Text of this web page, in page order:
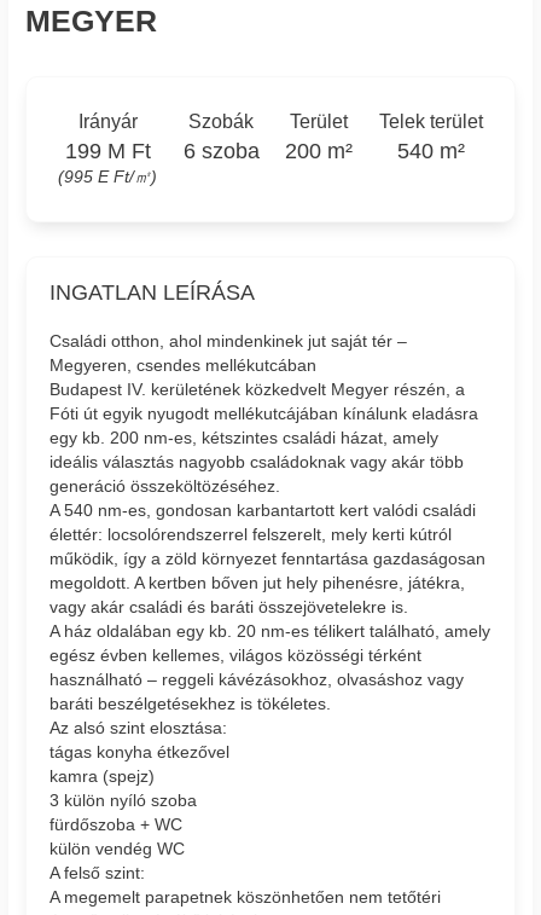
MEGYER
Irányár
199 M Ft
(995 E Ft/㎡)
Szobák
6 szoba
Terület
200 m²
Telek terület
540 m²
INGATLAN LEÍRÁSA
Családi otthon, ahol mindenkinek jut saját tér –
Megyeren, csendes mellékutcában
Budapest IV. kerületének közkedvelt Megyer részén, a
Fóti út egyik nyugodt mellékutcájában kínálunk eladásra
egy kb. 200 nm-es, kétszintes családi házat, amely
ideális választás nagyobb családoknak vagy akár több
generáció összeköltözéséhez.
A 540 nm-es, gondosan karbantartott kert valódi családi
élettér: locsolórendszerrel felszerelt, mely kerti kútról
működik, így a zöld környezet fenntartása gazdaságosan
megoldott. A kertben bőven jut hely pihenésre, játékra,
vagy akár családi és baráti összejövetelekre is.
A ház oldalában egy kb. 20 nm-es télikert található, amely
egész évben kellemes, világos közösségi térként
használható – reggeli kávézásokhoz, olvasáshoz vagy
baráti beszélgetésekhez is tökéletes.
Az alsó szint elosztása:
tágas konyha étkezővel
kamra (spejz)
3 külön nyíló szoba
fürdőszoba + WC
külön vendég WC
A felső szint:
A megemelt parapetnek köszönhetően nem tetőtéri